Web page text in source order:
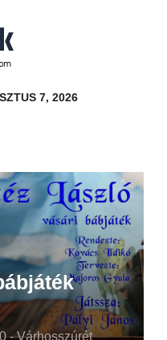
7, 2026
- Várhosszúrét